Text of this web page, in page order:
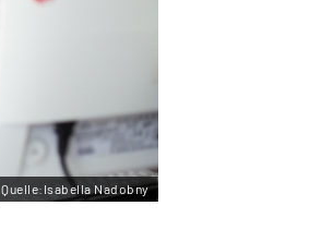
Quelle:Isabella Nadobny